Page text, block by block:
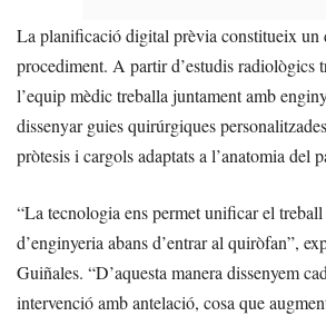
La planificació digital prèvia constitueix un
procediment. A partir d’estudis radiològics
l’equip mèdic treballa juntament amb
dissenyar guies quirúrgiques
pròtesis i cargols adaptats a l’anatomia del
“La tecnologia ens permet unificar el
d’enginyeria abans d’entrar al quiròfan”,
Guiñales. “D’aquesta manera dissenyem
intervenció amb antelació, cosa que